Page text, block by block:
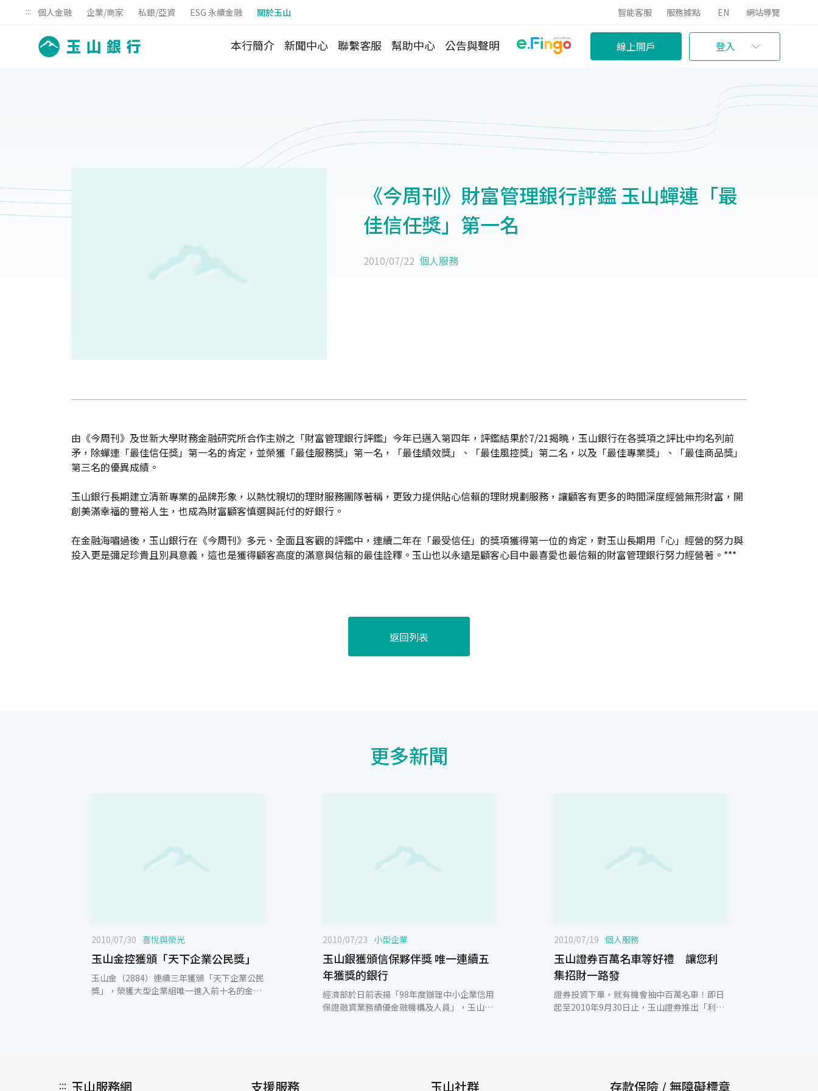
::: 個人金融 企業/商家 私銀/亞資 ESG 永續金融 關於玉山 智能客服 服務據點 EN 網站導覽
本行簡介 新聞中心 聯繫客服 幫助中心 公告與聲明 線上開戶 登入
《今周刊》財富管理銀行評鑑 玉山蟬連「最
佳信任獎」第一名
2010/07/22 個人服務
由《今周刊》及世新大學財務金融研究所合作主辦之「財富管理銀行評鑑」今年已邁入第四年，評鑑結果於7/21揭曉，玉山銀行在各獎項之評比中均名列前
矛，除蟬連「最佳信任獎」第一名的肯定，並榮獲「最佳服務獎」第一名，「最佳績效獎」、「最佳風控獎」第二名，以及「最佳專業獎」、「最佳商品獎」
第三名的優異成績。
玉山銀行長期建立清新專業的品牌形象，以熱忱親切的理財服務團隊著稱，更致力提供貼心信賴的理財規劃服務，讓顧客有更多的時間深度經營無形財富，開
創美滿幸福的豐裕人生，也成為財富顧客慎選與託付的好銀行。
在金融海嘯過後，玉山銀行在《今周刊》多元、全面且客觀的評鑑中，連續二年在「最受信任」的獎項獲得第一位的肯定，對玉山長期用「心」經營的努力與
投入更是彌足珍貴且別具意義，這也是獲得顧客高度的滿意與信賴的最佳詮釋。玉山也以永遠是顧客心目中最喜愛也最信賴的財富管理銀行努力經營著。***
返回列表
更多新聞
2010/07/30 喜悅與榮光
玉山金控獲頒「天下企業公民獎」
玉山金（2884）連續三年獲頒「天下企業公民
獎」，榮獲大型企業組唯一進入前十名的金融
子計畫、愛心捐血、深耕青棒發展、育幼院關
2010/07/23 小型企業
玉山銀獲頒信保夥伴獎 唯一連續五
年獲獎的銀行
經濟部於日前表揚「98年度辦理中小企業信用
保證融資業務績優金融機構及人員」，玉山銀
此，玉山不僅配合政府政策，提供中小企業穩
2010/07/19 個人服務
玉山證券百萬名車等好禮 讓您利
集招財一路發
證券投資下單，就有機會抽中百萬名車！即日
起至2010年9月30日止，玉山證券推出「利集
下單愈多、紅利愈多、優惠也愈多。抽獎週期
::: 玉山服務網 支援服務 玉山社群 存款保險 / 無障礙標章